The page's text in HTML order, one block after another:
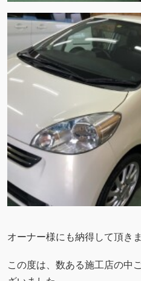
オーナー様にも納得して頂き
この度は、数ある施工店の中